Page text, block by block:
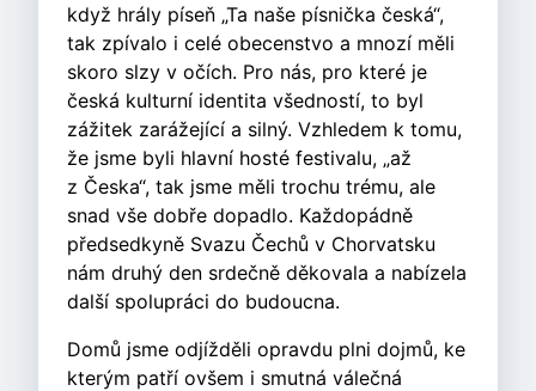
když hrály píseň „Ta naše písnička česká“,
tak zpívalo i celé obecenstvo a mnozí měli
skoro slzy v očích. Pro nás, pro které je
česká kulturní identita všedností, to byl
zážitek zarážející a silný. Vzhledem k tomu,
že jsme byli hlavní hosté festivalu, „až
z Česka“, tak jsme měli trochu trému, ale
snad vše dobře dopadlo. Každopádně
předsedkyně Svazu Čechů v Chorvatsku
nám druhý den srdečně děkovala a nabízela
další spolupráci do budoucna.
Domů jsme odjížděli opravdu plni dojmů, ke
kterým patří ovšem i smutná válečná